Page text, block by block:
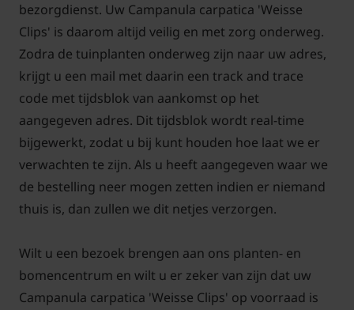
Mag u de Campanula carpatica
'Weisse Clips' een organische
meststof bijgeven?
In het voorjaar mag u rond de volwassen plant
gerust een organische meststof strooien. De
planten kunnen zo met een goede start aan het
groeiseizoen beginnen. Zet de planten in zonnige
borders. De bladeren zijn helder groen van kleur.
Campanula carpatica 'Weisse Clips' bloeit met witte
klokjes.
Kan de Campanula carpatica met
witte bloemen ook in een pot gezet
worden?
bezorgdienst. Uw Campanula carpatica 'Weisse
Clips' is daarom altijd veilig en met zorg onderweg.
Zodra de tuinplanten onderweg zijn naar uw adres,
krijgt u een mail met daarin een track and trace
code met tijdsblok van aankomst op het
aangegeven adres. Dit tijdsblok wordt real-time
bijgewerkt, zodat u bij kunt houden hoe laat we er
verwachten te zijn. Als u heeft aangegeven waar we
de bestelling neer mogen zetten indien er niemand
thuis is, dan zullen we dit netjes verzorgen.
Wilt u een bezoek brengen aan ons planten- en
bomencentrum en wilt u er zeker van zijn dat uw
Campanula carpatica 'Weisse Clips' op voorraad is